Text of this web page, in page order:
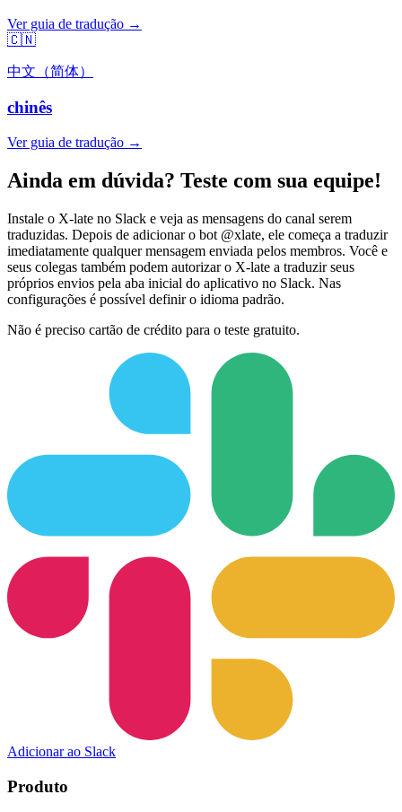
Ver guia de tradução →
🇨🇳
中文（简体）
chinês
Ver guia de tradução →
Ainda em dúvida? Teste com sua equipe!
Instale o X-late no Slack e veja as mensagens do canal serem
traduzidas. Depois de adicionar o bot @xlate, ele começa a traduzir
imediatamente qualquer mensagem enviada pelos membros. Você e
seus colegas também podem autorizar o X-late a traduzir seus
próprios envios pela aba inicial do aplicativo no Slack. Nas
configurações é possível definir o idioma padrão.
Não é preciso cartão de crédito para o teste gratuito.
Adicionar ao Slack
Produto